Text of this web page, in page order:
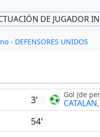
DE JUGADOR
- DEFENSORES UNIDOS
3' Gol (de
54'